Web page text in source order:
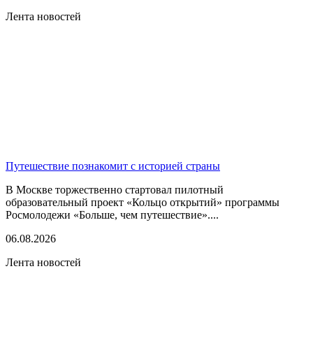
Лента новостей
Путешествие познакомит с историей страны
В Москве торжественно стартовал пилотный
образовательный проект «Кольцо открытий» программы
Росмолодежи «Больше, чем путешествие»....
06.08.2026
Лента новостей